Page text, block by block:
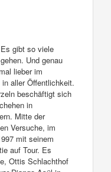
gibt so viele
Und genau
lieber im
aller Öffentlichkeit.
beschäftigt sich
in
Mitte der
Versuche, im
mit seinem
auf Tour. Es
Ottis Schlachthof